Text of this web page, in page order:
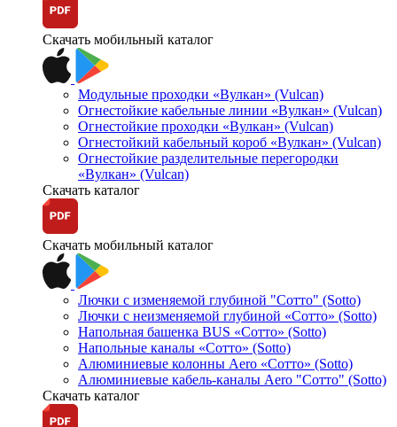
Скачать мобильный каталог
Модульные проходки «Вулкан» (Vulcan)
Огнестойкие кабельные линии «Вулкан» (Vulcan)
Огнестойкие проходки «Вулкан» (Vulcan)
Огнестойкий кабельный короб «Вулкан» (Vulcan)
Огнестойкие разделительные перегородки
«Вулкан» (Vulcan)
Скачать каталог
Скачать мобильный каталог
Лючки с изменяемой глубиной "Сотто" (Sotto)
Лючки с неизменяемой глубиной «Сотто» (Sotto)
Напольная башенка BUS «Сотто» (Sotto)
Напольные каналы «Сотто» (Sotto)
Алюминиевые колонны Aero «Сотто» (Sotto)
Алюминиевые кабель-каналы Aero "Сотто" (Sotto)
Скачать каталог